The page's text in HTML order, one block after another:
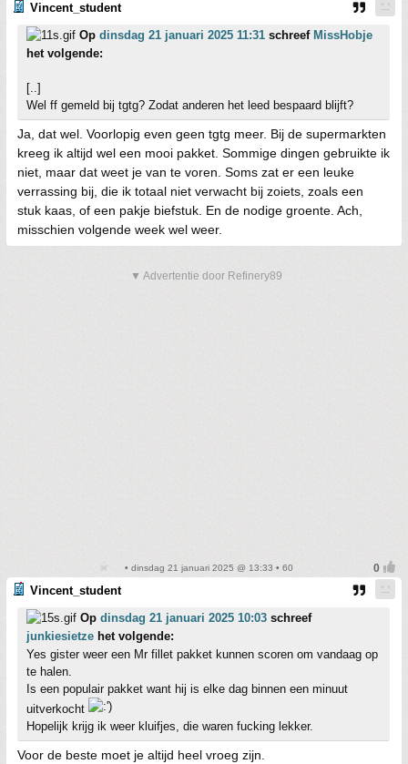
Vincent_student
Op dinsdag 21 januari 2025 11:31 schreef MissHobje
het volgende:
[..]
Wel ff gemeld bij tgtg? Zodat anderen het leed bespaard blijft?
Ja, dat wel. Voorlopig even geen tgtg meer. Bij de supermarkten
kreeg ik altijd wel een mooi pakket. Sommige dingen gebruikte ik
niet, maar dat weet je van te voren. Soms zat er een leuke
verrassing bij, die ik totaal niet verwacht bij zoiets, zoals een
stuk kaas, of een pakje biefstuk. En de nodige groente. Ach,
misschien volgende week wel weer.
▼ Advertentie door Refinery89
• dinsdag 21 januari 2025 @ 13:33 • 60
Vincent_student
Op dinsdag 21 januari 2025 10:03 schreef
junkiesietze het volgende:
Yes gister weer een Mr fillet pakket kunnen scoren om vandaag op
te halen.
Is een populair pakket want hij is elke dag binnen een minuut
uitverkocht
Hopelijk krijg ik weer kluifjes, die waren fucking lekker.
Voor de beste moet je altijd heel vroeg zijn.